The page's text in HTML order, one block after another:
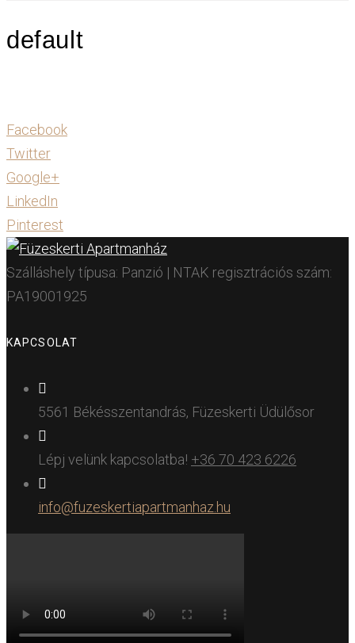
default
Facebook
Twitter
Google+
LinkedIn
Pinterest
Szálláshely típusa: Panzió | NTAK regisztrációs szám:
PA19001925
KAPCSOLAT
5561 Békésszentandrás, Füzeskerti Üdülősor
Lépj velünk kapcsolatba! +36 70 423 6226
info@fuzeskertiapartmanhaz.hu